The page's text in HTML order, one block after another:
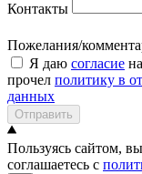
Контакты
Пожелания/
Я даю согласие
прочел политику в
данных
Отправить
Пользуясь сайтом,
соглашаетесь с